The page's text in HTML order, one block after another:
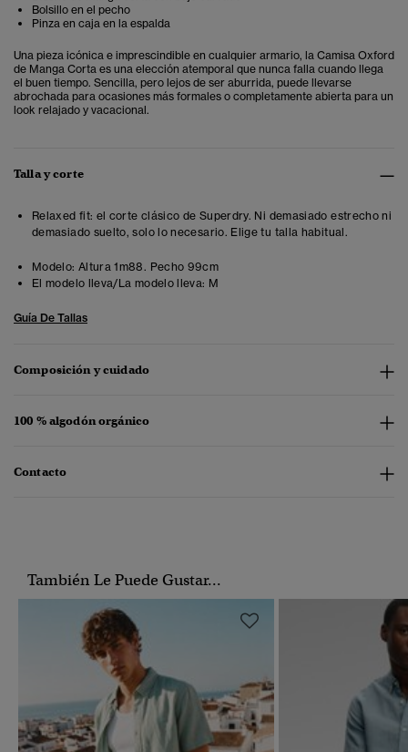
Bolsillo en el pecho
Pinza en caja en la espalda
Una pieza icónica e imprescindible en cualquier armario, la Camisa Oxford
de Manga Corta es una elección atemporal que nunca falla cuando llega
el buen tiempo. Sencilla, pero lejos de ser aburrida, puede llevarse
abrochada para ocasiones más formales o completamente abierta para un
look relajado y vacacional.
Talla y corte
Relaxed fit: el corte clásico de Superdry. Ni demasiado estrecho ni
demasiado suelto, solo lo necesario. Elige tu talla habitual.
Modelo: Altura 1m88. Pecho 99cm
El modelo lleva/La modelo lleva: M
Guía De Tallas
Composición y cuidado
100 % algodón orgánico
Contacto
También Le Puede Gustar...